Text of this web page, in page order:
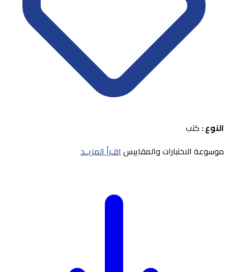
النوع : كتب
موسوعة الاختبارات والمقاييساقـرأ المزيــد